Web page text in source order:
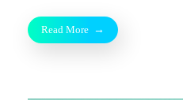
Read More